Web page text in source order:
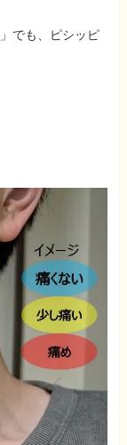
」でも、ピシッピ